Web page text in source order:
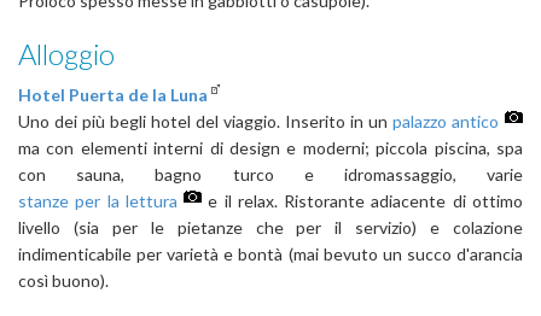
Alloggio
Hotel Puerta de la Luna
Uno dei più begli hotel del viaggio. Inserito in un palazzo antico
ma con elementi interni di design e moderni; piccola piscina, spa
con sauna, bagno turco e idromassaggio, varie
stanze per la lettura
e il relax. Ristorante adiacente di ottimo
livello (sia per le pietanze che per il servizio) e colazione
indimenticabile per varietà e bontà (mai bevuto un succo d'arancia
così buono).